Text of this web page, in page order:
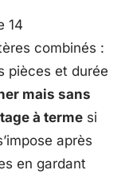
14
combinés :
pièces et durée
mais sans
à terme si
après
en gardant